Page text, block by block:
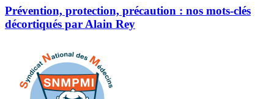
Prévention, protection, précaution : nos mots-clés
décortiqués par Alain Rey